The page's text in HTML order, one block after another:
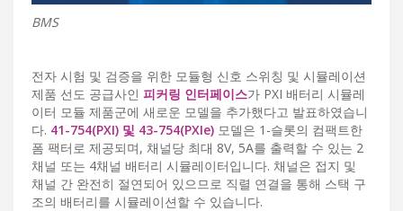
BMS
전자 시험 및 검증을 위한 모듈형 신호 스위칭 및 시뮬레이션
제품 선도 공급사인 피커링 인터페이스가 PXI 배터리 시뮬레
이터 모듈 제품군에 새로운 모델을 추가했다고 발표하였습니
다. 41-754(PXI) 및 43-754(PXIe) 모델은 1-슬롯의 컴팩트한
폼 팩터로 제공되며, 채널당 최대 8V, 5A를 출력할 수 있는 2
채널 또는 4채널 배터리 시뮬레이터입니다. 채널은 접지 및
채널 간 완전히 절연되어 있으므로 직렬 연결을 통해 스택 구
조의 배터리를 시뮬레이션할 수 있습니다.